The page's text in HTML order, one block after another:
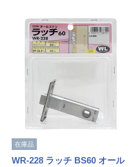
在庫品
WR-228 ラッチ BS60 オール